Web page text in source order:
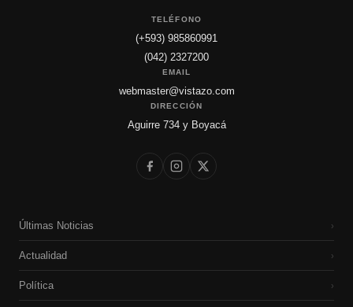
TELÉFONO
(+593) 985860991
(042) 2327200
EMAIL
webmaster@vistazo.com
DIRECCIÓN
Aguirre 734 y Boyacá
Últimas Noticias ›
Actualidad ›
Política ›